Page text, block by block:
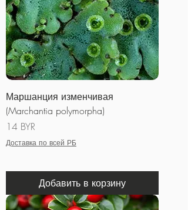
Маршанция изменчивая
(Marchantia polymorpha)
Цена
14 BYR
Доставка по всей РБ
Добавить в корзину